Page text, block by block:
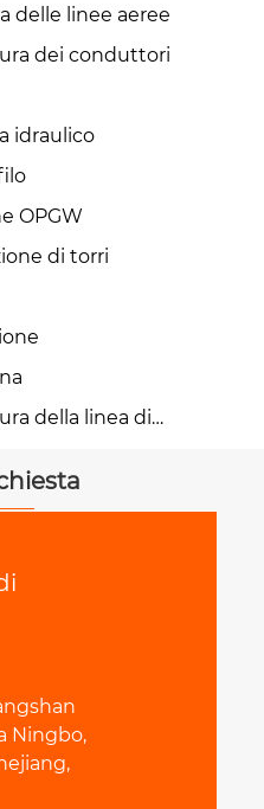
delle linee aeree
dei conduttori
idraulico
OPGW
di torri
della linea di
Ningbo,